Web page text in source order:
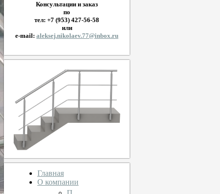
Консультации и заказ
по
тел: +7 (953) 427-56-58
или
e-mail: aleksej.nikolaev.77@inbox.ru
Главная
О компании